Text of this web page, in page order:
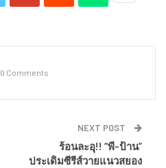
0 Comments
NEXT POST
ร้อนละอุ!! “พี-ป้าน”
ประเดิมซีรีส์วายแนวสยอง